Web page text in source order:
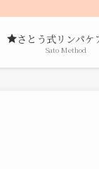
さとう式リンパケ
Sato Method